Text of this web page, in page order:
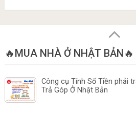
🔥MUA NHÀ Ở NHẬT BẢN🔥
Công cụ Tính Số Tiền phải
Trả Góp Ở Nhật Bản